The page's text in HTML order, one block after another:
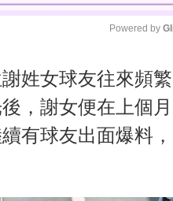
M
t
e
Powered by
姓女球友往來頻
，謝女便在上個
有球友出面爆料